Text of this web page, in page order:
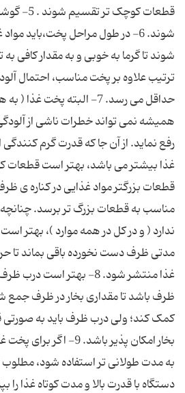
قطعات
شوند. 6- در طول مراحل پخت،باید
شوند تا گرما به خوبی و به مقدار کافی
ترتیب علاوه بر پخت مناسب، احتمال
حداقل می رسد. 7- البته پخت
همیشه نمی تواند خطرات ناشی از
رفع نماید. از آن جا که قدرت گرم
غذا بیشتر می باشد، بهتر است قطعات
قطعات بزرگتر مواد غذایی در کناره ی
مناسب به قطعات بزرگ تر برسد.
ندارد ( و در کل در همه موارد )، بهتر
مدتی ظرف دست نخورده باقی بماند تا
غذا منتشر شود. 8- بهتر
ظرف باشد تا مقداری بخار در ظرف
کمک کند؛ ولی درب ظرف باید به صورتی
بخار امکان پذیر باشد. 9-
به مدت طولانی تر استفاده شود، مطلوب